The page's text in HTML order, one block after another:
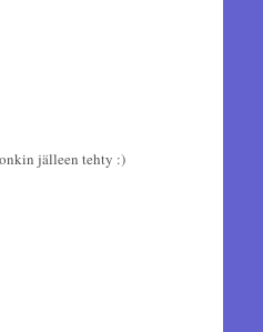
jälleen tehty :)